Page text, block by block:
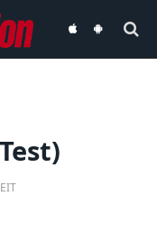
audiovisionaudiovision